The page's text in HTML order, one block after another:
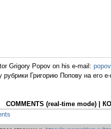
Grigory Popov on his e-mail:
рубрики Григорию Попову на его
COMMENTS (real-time mode) |